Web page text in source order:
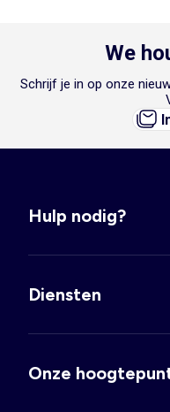
We
Schrijf je in op onze
Hulp nodig?
Diensten
Onze